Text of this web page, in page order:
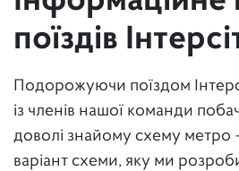
поїздів
Подорожуючи поїздом
із членів нашої команди
доволі знайому схему метро
варіант схеми, яку ми